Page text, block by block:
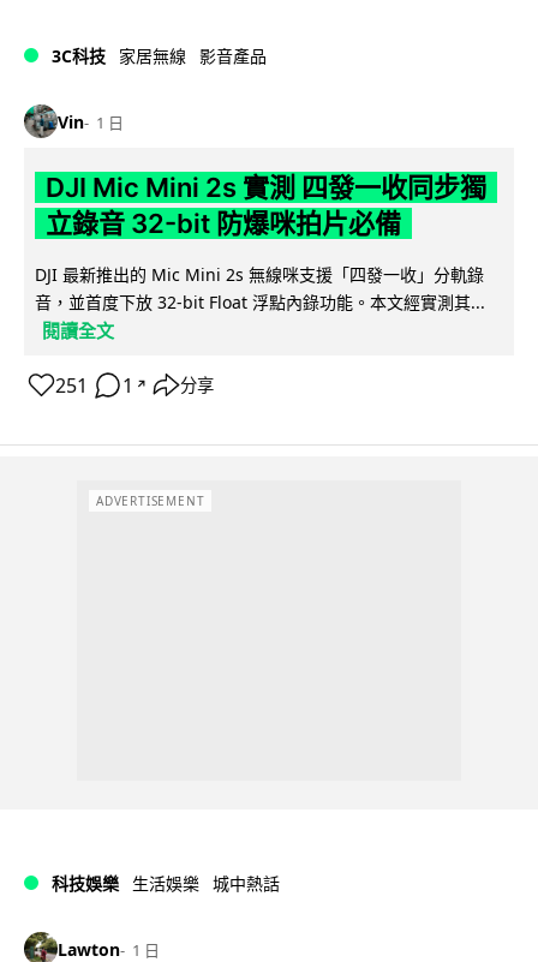
3C科技 家居無線 影音產品
Vin 1 日
DJI Mic Mini 2s 實測 四發一收同步獨
立錄音 32-bit 防爆咪拍片必備
DJI 最新推出的 Mic Mini 2s 無線咪支援「四發一收」分軌錄
音，並首度下放 32-bit Float 浮點內錄功能。本文經實測其...
閱讀全文
251 1 ↗ 分享
ADVERTISEMENT
科技娛樂 生活娛樂 城中熱話
Lawton 1 日